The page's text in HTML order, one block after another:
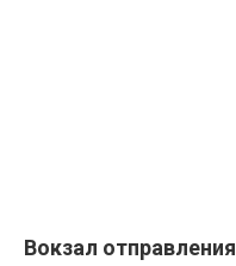
Вокзал отправления